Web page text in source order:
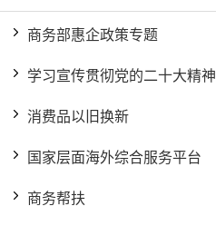
商务部惠企政策专题
学习宣传贯彻党的二十大精神
消费品以旧换新
国家层面海外综合服务平台
商务帮扶